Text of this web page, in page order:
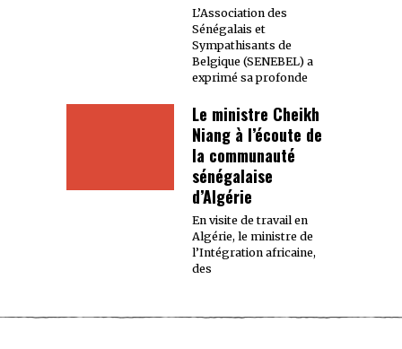
L’Association des
Sénégalais et
Sympathisants de
Belgique (SENEBEL) a
exprimé sa profonde
Le ministre Cheikh
Niang à l’écoute de
la communauté
sénégalaise
d’Algérie
En visite de travail en
Algérie, le ministre de
l’Intégration africaine,
des